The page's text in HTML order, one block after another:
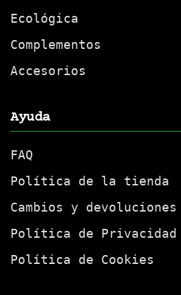
Ecológica
Complementos
Accesorios
Ayuda
FAQ
Política de la tienda
Cambios y devoluciones
Política de Privacidad
Política de Cookies